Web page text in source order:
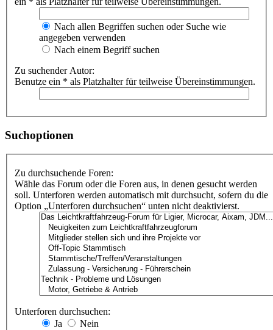
Nach allen Begriffen suchen oder Suche wie
angegeben verwenden
Nach einem Begriff suchen
Zu suchender Autor:
Benutze ein * als Platzhalter für teilweise Übereinstimmungen.
Suchoptionen
Zu durchsuchende Foren:
Wähle das Forum oder die Foren aus, in denen gesucht werden
soll. Unterforen werden automatisch mit durchsucht, sofern du die
Option „Unterforen durchsuchen“ unten nicht deaktivierst.
Unterforen durchsuchen:
Ja
Nein